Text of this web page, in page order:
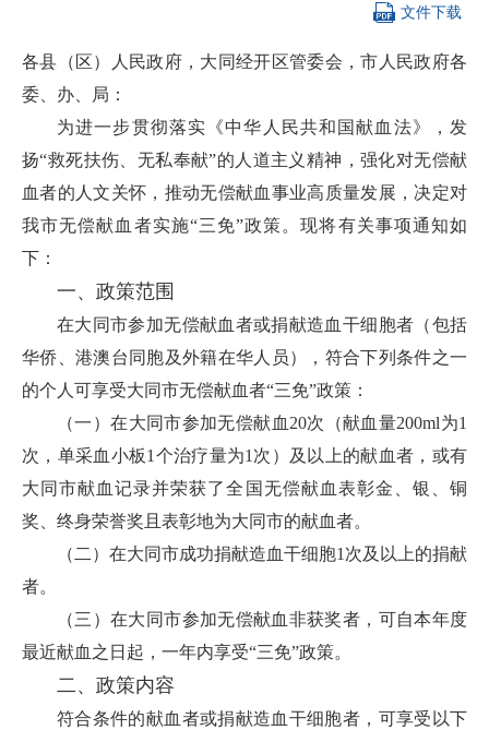
 文件下载
各县（区）人民政府，大同经开区管委会，市人民政府各
委、办、局：
为进一步贯彻落实《中华人民共和国献血法》，发
扬“救死扶伤、无私奉献”的人道主义精神，强化对无偿献
血者的人文关怀，推动无偿献血事业高质量发展，决定对
我市无偿献血者实施“三免”政策。现将有关事项通知如
下：
一、政策范围
在大同市参加无偿献血者或捐献造血干细胞者（包括
华侨、港澳台同胞及外籍在华人员），符合下列条件之一
的个人可享受大同市无偿献血者“三免”政策：
（一）在大同市参加无偿献血20次（献血量200ml为1
次，单采血小板1个治疗量为1次）及以上的献血者，或有
大同市献血记录并荣获了全国无偿献血表彰金、银、铜
奖、终身荣誉奖且表彰地为大同市的献血者。
（二）在大同市成功捐献造血干细胞1次及以上的捐献
者。
（三）在大同市参加无偿献血非获奖者，可自本年度
最近献血之日起，一年内享受“三免”政策。
二、政策内容
符合条件的献血者或捐献造血干细胞者，可享受以下